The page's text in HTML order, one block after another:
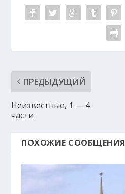
ПРЕДЫДУЩИЙ
Неизвестные, 1 — 4
части
ПОХОЖИЕ СООБЩЕНИЯ